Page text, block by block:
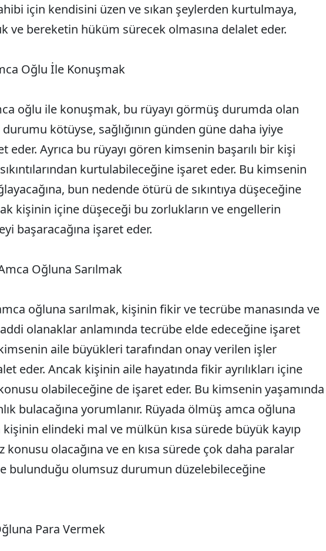
için kendisini üzen ve sıkan şeylerden kurtulmaya,
ve bereketin hüküm sürecek olmasına delalet eder.
Oğlu İle Konuşmak
oğlu ile konuşmak, bu rüyayı görmüş durumda olan
kötüyse, sağlığının günden güne daha iyiye
eder. Ayrıca bu rüyayı gören kimsenin başarılı bir kişi
kurtulabileceğine işaret eder. Bu kimsenin
bun nedende ötürü de sıkıntıya düşeceğine
kişinin içine düşeceği bu zorlukların ve engellerin
başaracağına işaret eder.
Oğluna Sarılmak
oğluna sarılmak, kişinin fikir ve tecrübe manasında ve
olanaklar anlamında tecrübe elde edeceğine işaret
aile büyükleri tarafından onay verilen işler
eder. Ancak kişinin aile hayatında fikir ayrılıkları içine
olabileceğine de işaret eder. Bu kimsenin yaşamında
bulacağına yorumlanır. Rüyada ölmüş amca oğluna
kişinin elindeki mal ve mülkün kısa sürede büyük kayıp
konusu olacağına ve en kısa sürede çok daha paralar
bulunduğu olumsuz durumun düzelebileceğine
Para Vermek